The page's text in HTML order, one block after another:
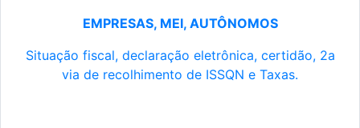
EMPRESAS, MEI, AUTÔNOMOS
Situação fiscal, declaração eletrônica, certidão, 2a
via de recolhimento de ISSQN e Taxas.